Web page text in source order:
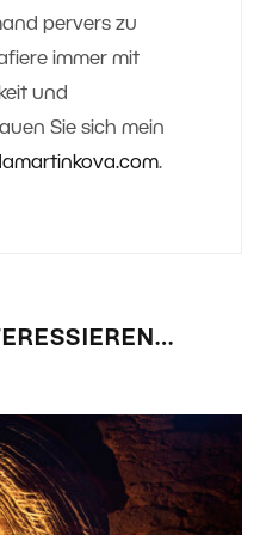
pervers zu
immer mit
und
Sie sich mein
.